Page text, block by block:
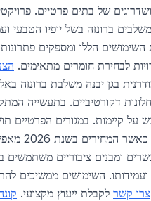
של בתים פרטיים.
ברונזה בשל יופיו הטבעי
הללו ומספקים
לבחירת חומרים מתאימים.
בגן יבנה משלבת ברונזה
דקורטיביים. בתעשייה
על קיימות. במגורים הפרטיים
מיתרונות אסתטיים
ומבנים ציבוריים משתמשים
ועמידותו. השימושים ממשיכים
צרו קשר לקבלת ייעוץ מקצועי.